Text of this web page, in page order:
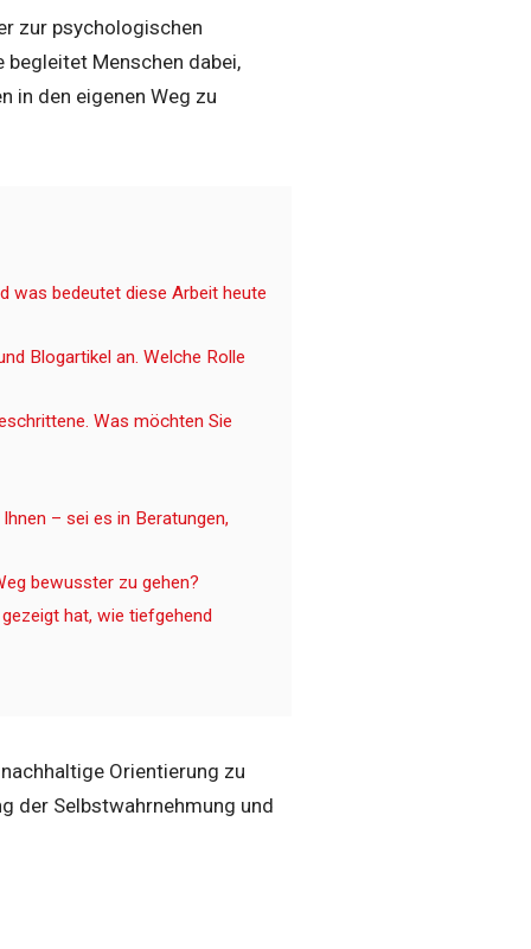
zur psychologischen
Menschen dabei,
in den eigenen Weg zu
was bedeutet diese Arbeit heute
Blogartikel an. Welche Rolle
Was möchten Sie
– sei es in Beratungen,
bewusster zu gehen?
hat, wie tiefgehend
Orientierung zu
der Selbstwahrnehmung und